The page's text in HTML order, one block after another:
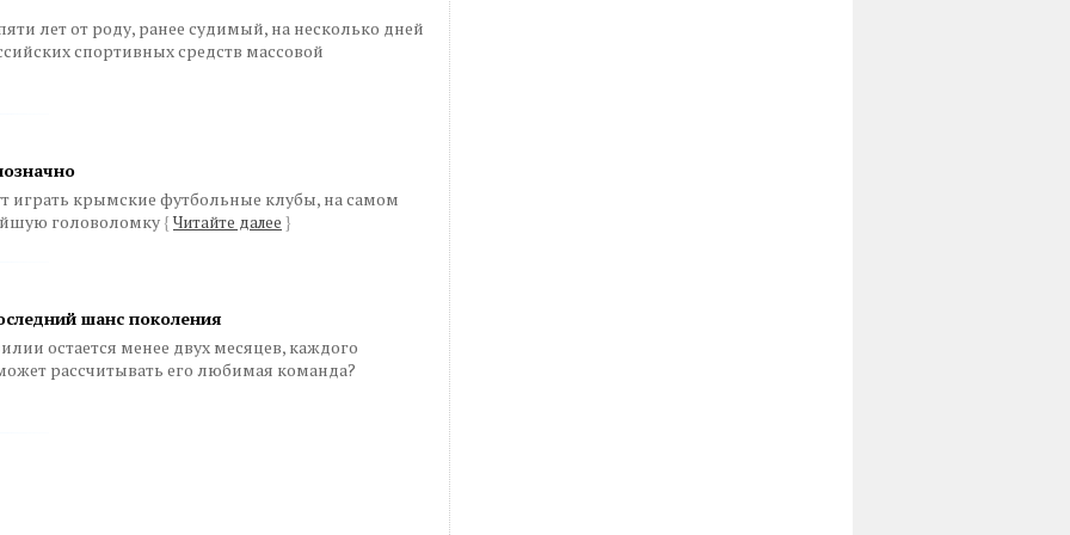
лет от роду, ранее судимый, на несколько дней
спортивных средств массовой
играть крымские футбольные клубы, на самом
головоломку { Читайте далее }
шанс поколения
остается менее двух месяцев, каждого
рассчитывать его любимая команда?